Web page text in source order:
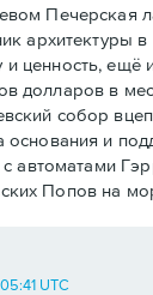
Печерская
архитектуры
ценность, ещё
долларов в
собор
основания и
с автоматами
Попов на
UTC